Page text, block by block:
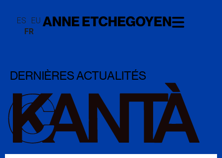
ES
EU
FR
DERNIÈRES ACTUALITÉS